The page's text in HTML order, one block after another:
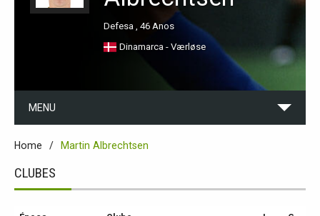
Defesa , 46 Anos
Dinamarca - Værløse
MENU
Home Martin Albrechtsen
CLUBES